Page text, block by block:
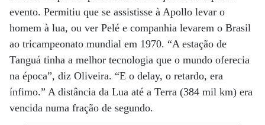
evento. Permitiu que se assistisse à Apollo levar o
homem à lua, ou ver Pelé e companhia levarem o Brasil
ao tricampeonato mundial em 1970. “A estação de
Tanguá tinha a melhor tecnologia que o mundo oferecia
na época”, diz Oliveira. “E o delay, o retardo, era
ínfimo.” A distância da Lua até a Terra (384 mil km) era
vencida numa fração de segundo.